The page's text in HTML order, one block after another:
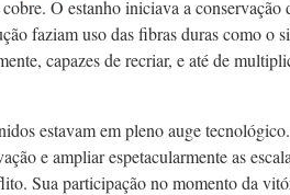
O estanho iniciava a conservação
faziam uso das fibras duras como o
capazes de recriar, e até de
estavam em pleno auge
e ampliar espetacularmente as
Sua participação no momento da